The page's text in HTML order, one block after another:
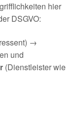
hier
DSGVO:
→
und
(Dienstleister wie